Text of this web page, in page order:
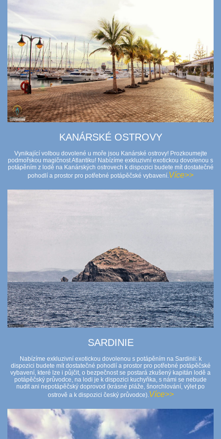
KANÁRSKÉ OSTROVY
Vynikající volbou dovolené u moře jsou Kanárské ostrovy! Prozkoumejte
podmořskou magičnost Atlantiku! Nabízíme exkluzivní exotickou dovolenou s
potápěním z lodě na Kanárských ostrovech k dispozici budete mít dostatečné
pohodlí a prostor pro potřebné potápěčské vybavení.Více>>
SARDINIE
Nabízíme exkluzivní exotickou dovolenou s potápěním na Sardinii: k
dispozici budete mít dostatečné pohodlí a prostor pro potřebné potápěčské
vybavení, které lze i půjčit, o bezpečnost se postará zkušený kapitán lodě a
potápěčský průvodce, na lodi je k dispozici kuchyňka, s námi se nebude
nudit ani nepotápěčský doprovod (krásné pláže, šnorchlování, výlet po
ostrově a k dispozici český průvodce).Více>>